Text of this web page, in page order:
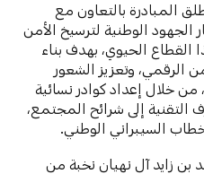
المبادرة بالتعاون مع
الجهود الوطنية لترسيخ الأمن
القطاع الحيوي، بهدف بناء
وتعزيز الشعور
من خلال إعداد كوادر نسائية
إلى شرائح المجتمع،
السيبراني الوطني.
زايد آل نهيان نخبة من